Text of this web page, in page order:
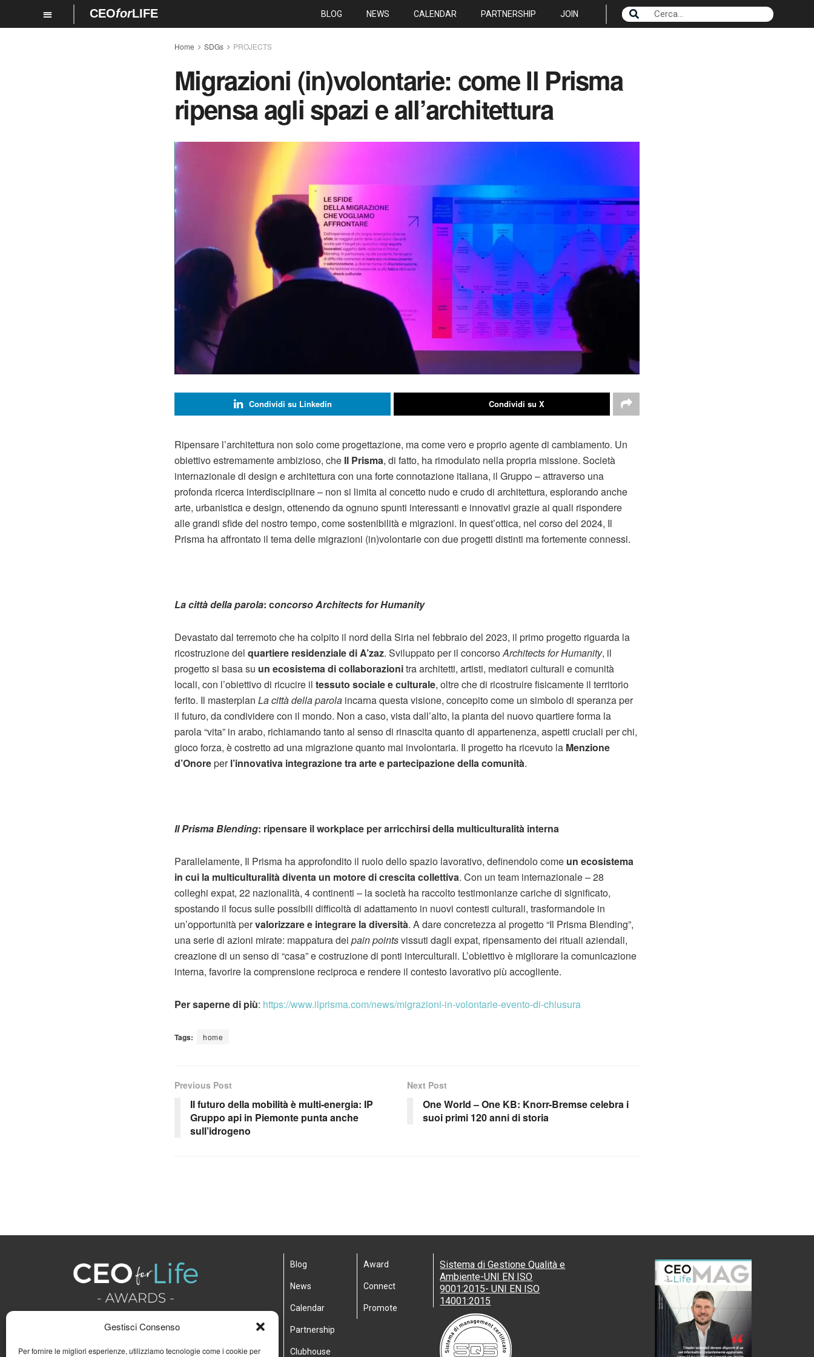
Gestisci Consenso
Per fornire le migliori esperienze, utilizziamo tecnologie come i cookie per
CEOforLIFE BLOG NEWS CALENDAR PARTNERSHIP JOIN
Home SDGs PROJECTS
Migrazioni (in)volontarie: come Il Prisma
ripensa agli spazi e all’architettura
Condividi su Linkedin Condividi su X
Ripensare l’architettura non solo come progettazione, ma come vero e proprio agente di cambiamento. Un
obiettivo estremamente ambizioso, che Il Prisma, di fatto, ha rimodulato nella propria missione. Società
internazionale di design e architettura con una forte connotazione italiana, il Gruppo – attraverso una
profonda ricerca interdisciplinare – non si limita al concetto nudo e crudo di architettura, esplorando anche
arte, urbanistica e design, ottenendo da ognuno spunti interessanti e innovativi grazie ai quali rispondere
alle grandi sfide del nostro tempo, come sostenibilità e migrazioni. In quest’ottica, nel corso del 2024, Il
Prisma ha affrontato il tema delle migrazioni (in)volontarie con due progetti distinti ma fortemente connessi.
La città della parola: concorso Architects for Humanity
Devastato dal terremoto che ha colpito il nord della Siria nel febbraio del 2023, il primo progetto riguarda la
ricostruzione del quartiere residenziale di A’zaz. Sviluppato per il concorsoArchitects for Humanity, il
progetto si basa su un ecosistema di collaborazionitra architetti, artisti, mediatori culturali e comunità
locali, con l’obiettivo di ricucire il tessuto sociale e culturale, oltre che di ricostruire fisicamente il territorio
ferito. Il masterplan La città della parola incarna questa visione, concepito come un simbolo di speranza per
il futuro, da condividere con il mondo. Non a caso, vista dall’alto, la pianta del nuovo quartiere forma la
parola “vita” in arabo, richiamando tanto al senso di rinascita quanto di appartenenza, aspetti cruciali per chi,
gioco forza, è costretto ad una migrazione quanto mai involontaria. Il progetto ha ricevuto la Menzione
d’Onoreperl’innovativa integrazione tra arte e partecipazione della comunità.
Il Prisma Blending: ripensare il workplace per arricchirsi della multiculturalità interna
Parallelamente, Il Prisma ha approfondito il ruolo dello spazio lavorativo, definendolo come un ecosistema
in cui la multiculturalità diventa un motore di crescita collettiva. Con un team internazionale – 28
colleghi expat, 22 nazionalità, 4 continenti – la società ha raccolto testimonianze cariche di significato,
spostando il focus sulle possibili difficoltà di adattamento in nuovi contesti culturali, trasformandole in
un’opportunità pervalorizzare e integrare la diversità. A dare concretezza al progetto “Il Prisma Blending”,
una serie di azioni mirate: mappatura dei pain pointsvissuti dagli expat, ripensamento dei rituali aziendali,
creazione di un senso di “casa” e costruzione di ponti interculturali. L’obiettivo è migliorare la comunicazione
interna, favorire la comprensione reciproca e rendere il contesto lavorativo più accogliente.
Per saperne di più: https://www.ilprisma.com/news/migrazioni-in-volontarie-evento-di-chiusura
Tags: home
Previous Post
Il futuro della mobilità è multi-energia: IP
Gruppo api in Piemonte punta anche
sull’idrogeno
Next Post
One World – One KB: Knorr-Bremse celebra i
suoi primi 120 anni di storia
Blog
News
Calendar
Partnership
Clubhouse
Award
Connect
Promote
Sistema di Gestione Qualità e
Ambiente-UNI EN ISO
9001:2015- UNI EN ISO
14001:2015